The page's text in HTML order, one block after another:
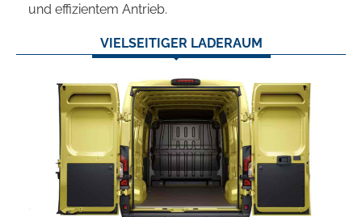
und effizientem Antrieb.
VIELSEITIGER LADERAUM